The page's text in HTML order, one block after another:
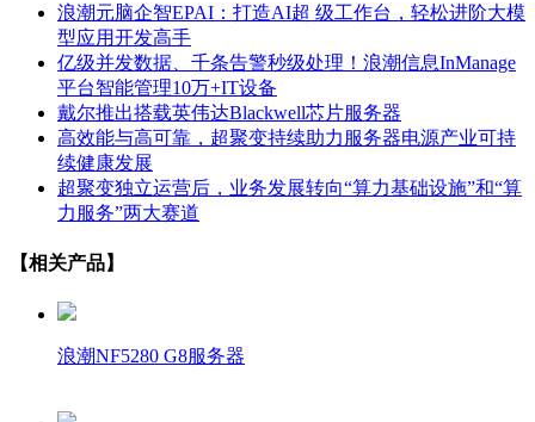
浪潮元脑企智EPAI：打造AI超 级工作台，轻松进阶大模
型应用开发高手
亿级并发数据、千条告警秒级处理！浪潮信息InManage
平台智能管理10万+IT设备
戴尔推出搭载英伟达Blackwell芯片服务器
高效能与高可靠，超聚变持续助力服务器电源产业可持
续健康发展
超聚变独立运营后，业务发展转向“算力基础设施”和“算
力服务”两大赛道
【相关产品】
浪潮NF5280 G8服务器